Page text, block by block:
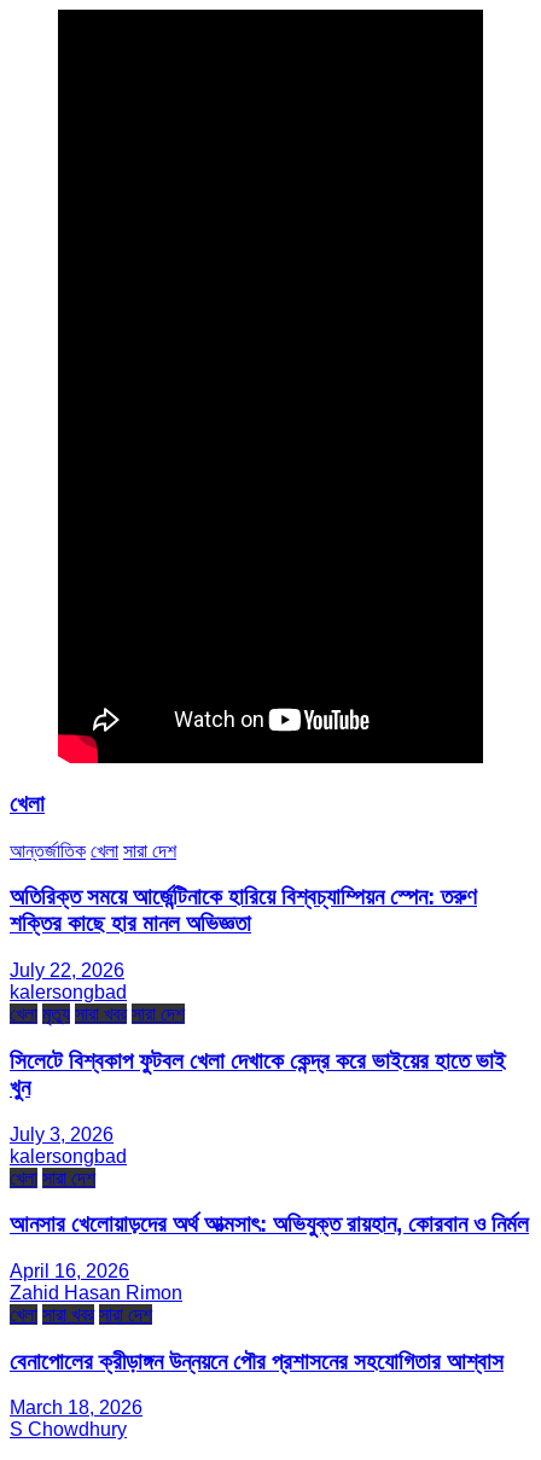
খেলা
আন্তর্জাতিক খেলা সারা দেশ
অতিরিক্ত সময়ে আর্জেন্টিনাকে হারিয়ে বিশ্বচ্যাম্পিয়ন স্পেন: তরুণ
শক্তির কাছে হার মানল অভিজ্ঞতা
July 22, 2026
kalersongbad
খেলা মৃত্যু সারা খবর সারা দেশ
সিলেটে বিশ্বকাপ ফুটবল খেলা দেখাকে কেন্দ্র করে ভাইয়ের হাতে ভাই
খুন
July 3, 2026
kalersongbad
খেলা সারা দেশ
আনসার খেলোয়াড়দের অর্থ আত্মসাৎ: অভিযুক্ত রায়হান, কোরবান ও নির্মল
April 16, 2026
Zahid Hasan Rimon
খেলা সারা খবর সারা দেশ
বেনাপোলের ক্রীড়াঙ্গন উন্নয়নে পৌর প্রশাসনের সহযোগিতার আশ্বাস
March 18, 2026
S Chowdhury